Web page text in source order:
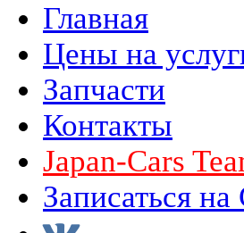
Главная
Цены на
Запчасти
Контакты
Japan-Cars
Записаться